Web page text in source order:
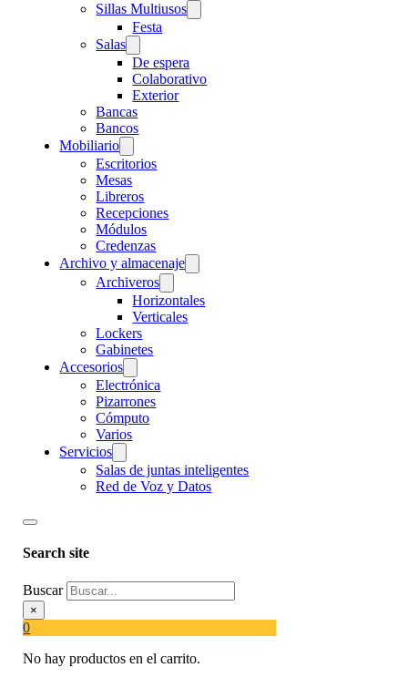
Sillas Multiusos
Festa
Salas
De espera
Colaborativo
Exterior
Bancas
Bancos
Mobiliario
Escritorios
Mesas
Libreros
Recepciones
Módulos
Credenzas
Archivo y almacenaje
Archiveros
Horizontales
Verticales
Lockers
Gabinetes
Accesorios
Electrónica
Pizarrones
Cómputo
Varios
Servicios
Salas de juntas inteligentes
Red de Voz y Datos
Search site
Buscar
×
0
No hay productos en el carrito.